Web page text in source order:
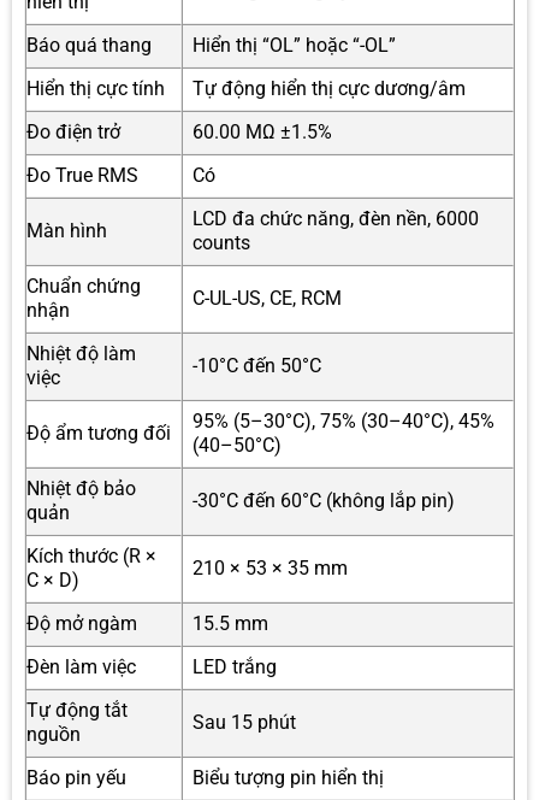
Báo quá thang
Hiển thị “OL” hoặc “-OL”
Hiển thị cực tính
Tự động hiển thị cực dương/âm
Đo điện trở
60.00 MΩ ±1.5%
Đo True RMS
Có
Màn hình
LCD đa chức năng, đèn nền, 6000
counts
Chuẩn chứng
nhận
C-UL-US, CE, RCM
Nhiệt độ làm
việc
-10°C đến 50°C
Độ ẩm tương đối
95% (5–30°C), 75% (30–40°C), 45%
(40–50°C)
Nhiệt độ bảo
quản
-30°C đến 60°C (không lắp pin)
Kích thước (R ×
C × D)
210 × 53 × 35 mm
Độ mở ngàm
15.5 mm
Đèn làm việc
LED trắng
Tự động tắt
nguồn
Sau 15 phút
Báo pin yếu
Biểu tượng pin hiển thị